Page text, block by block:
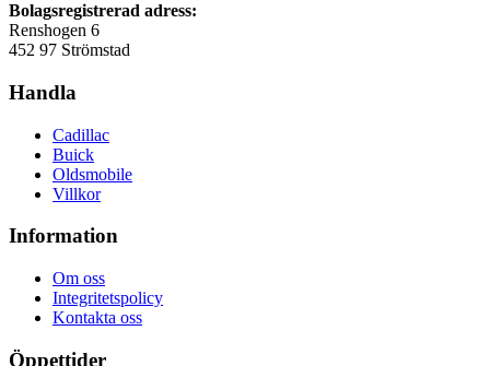
Bolagsregistrerad adress:
Renshogen 6
452 97 Strömstad
Handla
Cadillac
Buick
Oldsmobile
Villkor
Information
Om oss
Integritetspolicy
Kontakta oss
Öppettider